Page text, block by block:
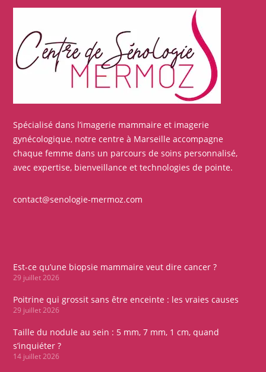
Spécialisé dans l’imagerie mammaire et imagerie
gynécologique, notre centre à Marseille accompagne
chaque femme dans un parcours de soins personnalisé,
avec expertise, bienveillance et technologies de pointe.
contact@senologie-mermoz.com
Est-ce qu’une biopsie mammaire veut dire cancer ?
29 juillet 2026
Poitrine qui grossit sans être enceinte : les vraies causes
29 juillet 2026
Taille du nodule au sein : 5 mm, 7 mm, 1 cm, quand
s’inquiéter ?
14 juillet 2026